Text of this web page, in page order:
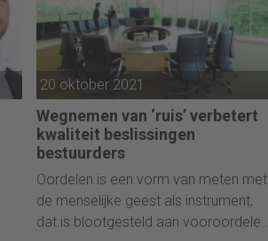
Positive’.
20 oktober 2021
Wegnemen van ‘ruis’ verbetert
kwaliteit beslissingen
bestuurders
Oordelen is een vorm van meten met
de menselijke geest als instrument,
dat is blootgesteld aan vooroordelen